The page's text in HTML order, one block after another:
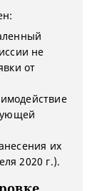
не
от
их
2020 г.).